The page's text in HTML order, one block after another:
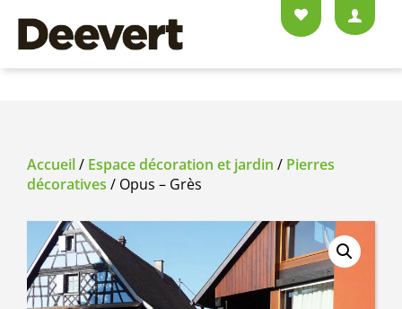
Accueil/ Espace décoration et jardin / Pierres
décoratives / Opus – Grès